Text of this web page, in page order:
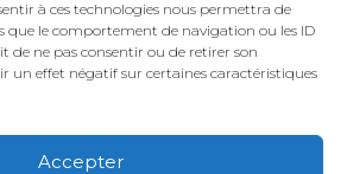
à ces technologies nous permettra de
que le comportement de navigation ou les ID
de ne pas consentir ou de retirer son
un effet négatif sur certaines caractéristiques
Accepter
Newsletter
recevoir la newsletter
idées de saison savoureuses
que votreE-BOOK GRATUIT